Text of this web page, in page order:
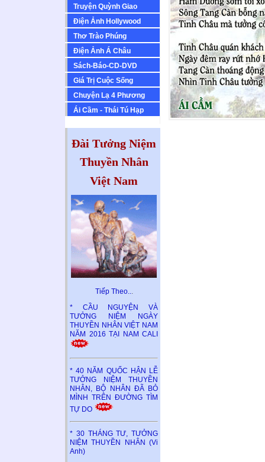
Truyện Quỳnh Giao
Ðiện Ảnh Hollywood
Thơ Trào Phúng
Ðiện Ảnh Á Châu
Sách-Báo-CD-DVD
Giá Trị Cuộc Sống
Chuyện Lạ 4 Phương
Ái Cầm - Thái Tú Hạp
Đài Tưởng Niệm
Thuyền Nhân
Việt Nam
Tiếp Theo...
* CẦU NGUYỆN VÀ
TƯỞNG NIỆM NGÀY
THUYỀN NHÂN VIỆT NAM
NĂM 2016 TẠI NAM CALI
* 40 NĂM QUỐC HẬN LỄ
TƯỞNG NIỆM THUYỀN
NHÂN, BỘ NHÂN ĐÃ BỎ
MÌNH TRÊN ĐƯỜNG TÌM
TỰ DO
* 30 THÁNG TƯ, TƯỞNG
NIỆM THUYỀN NHÂN (Vi
Anh)